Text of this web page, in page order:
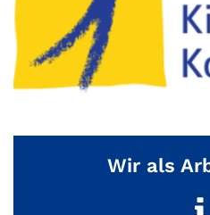
Wir als